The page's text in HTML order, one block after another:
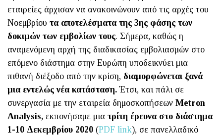
εταιρείες άρχισαν να ανακοινώνουν από τις αρχές του
Νοεμβρίου τα αποτελέσματα της 3ης φάσης των
δοκιμών των εμβολίων τους. Σήμερα, καθώς η
αναμενόμενη αρχή της διαδικασίας εμβολιασμών στο
επόμενο διάστημα στην Ευρώπη υποδεικνύει μια
πιθανή διέξοδο από την κρίση, διαμορφώνεται ξανά
μια εντελώς νέα κατάσταση. Έτσι, και πάλι σε
συνεργασία με την εταιρεία δημοσκοπήσεων Metron
Analysis, εκπονήσαμε μια τρίτη έρευνα στο διάστημα
1-10 Δεκεμβρίου 2020 (PDF link), σε πανελλαδικό